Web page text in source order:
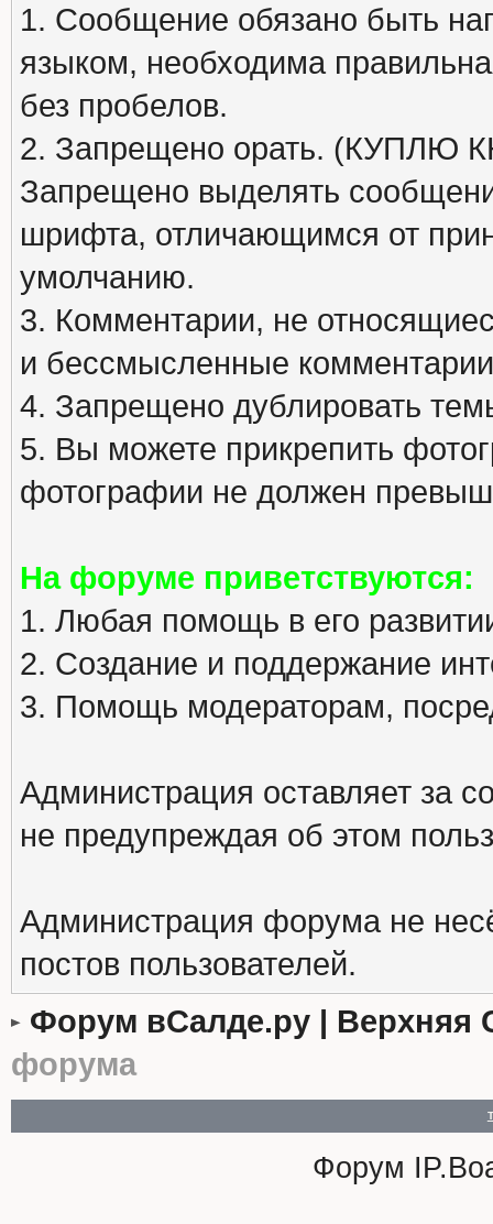
1. Сообщение обязано быть
языком, необходима
без пробелов.
2. Запрещено орать. (КУПЛЮ
Запрещено выделять
шрифта, отличающимся от
умолчанию.
3. Комментарии, не
и бессмысленные
4. Запрещено дублировать
5. Вы можете прикрепить
фотографии не должен
На форуме приветствуются:
1. Любая помощь в его
2. Создание и поддержание
3. Помощь модераторам,
Администрация оставляет за
не предупреждая об этом
Администрация форума не
постов пользователей.
Форум вСалде.ру | Верхняя
форума
Форум